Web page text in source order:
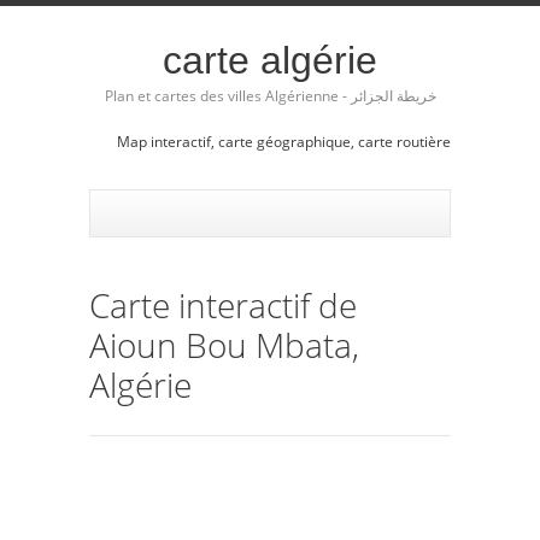
carte algérie
Plan et cartes des villes Algérienne - خريطة الجزائر
Map interactif, carte géographique, carte routière
Carte interactif de
Aioun Bou Mbata,
Algérie